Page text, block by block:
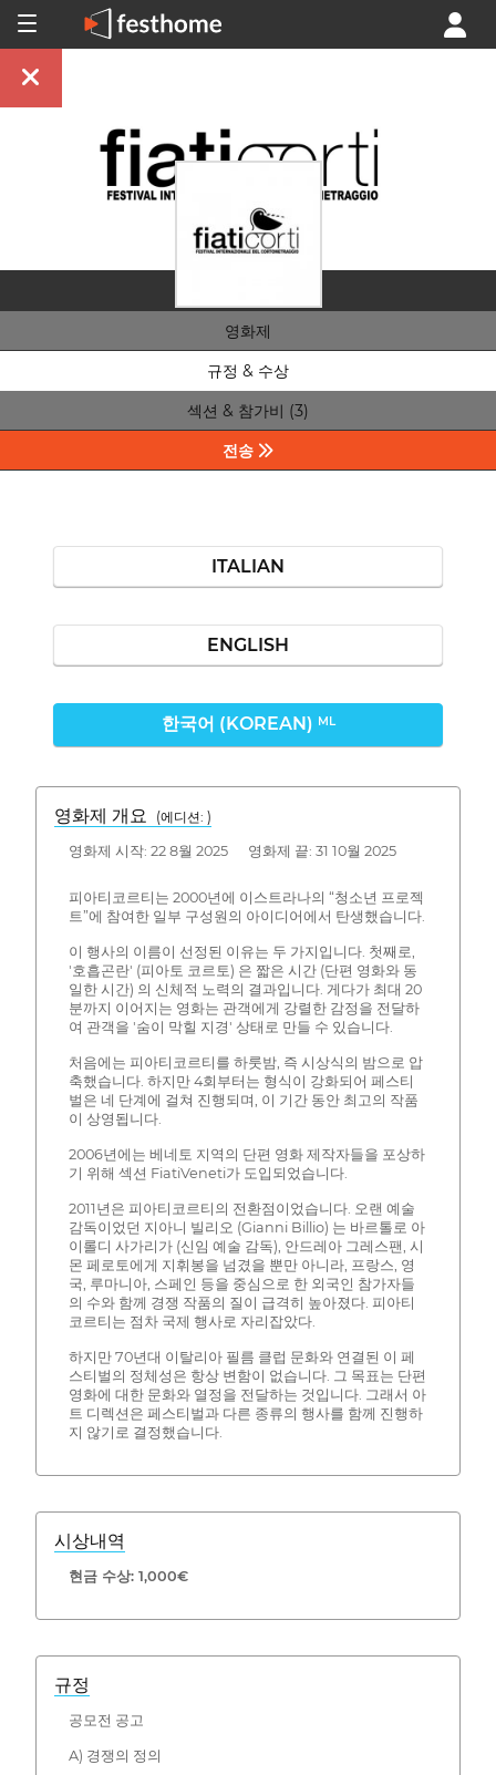
영화제
규정 & 수상
섹션 & 참가비 (3)
전송
ITALIAN
ENGLISH
한국어 (KOREAN) ML
영화제 개요 (에디션: )
영화제 시작: 22 8월 2025 영화제 끝: 31 10월 2025
피아티코르티는 2000년에 이스트라나의 “청소년 프로젝
트”에 참여한 일부 구성원의 아이디어에서 탄생했습니다.
이 행사의 이름이 선정된 이유는 두 가지입니다. 첫째로,
'호흡곤란' (피아토 코르토) 은 짧은 시간 (단편 영화와 동
일한 시간) 의 신체적 노력의 결과입니다. 게다가 최대 20
분까지 이어지는 영화는 관객에게 강렬한 감정을 전달하
여 관객을 '숨이 막힐 지경' 상태로 만들 수 있습니다.
처음에는 피아티코르티를 하룻밤, 즉 시상식의 밤으로 압
축했습니다. 하지만 4회부터는 형식이 강화되어 페스티
벌은 네 단계에 걸쳐 진행되며, 이 기간 동안 최고의 작품
이 상영됩니다.
2006년에는 베네토 지역의 단편 영화 제작자들을 포상하
기 위해 섹션 FiatiVeneti가 도입되었습니다.
2011년은 피아티코르티의 전환점이었습니다. 오랜 예술
감독이었던 지아니 빌리오 (Gianni Billio) 는 바르톨로 아
이롤디 사가리가 (신임 예술 감독), 안드레아 그레스팬, 시
몬 페로토에게 지휘봉을 넘겼을 뿐만 아니라, 프랑스, 영
국, 루마니아, 스페인 등을 중심으로 한 외국인 참가자들
의 수와 함께 경쟁 작품의 질이 급격히 높아졌다. 피아티
코르티는 점차 국제 행사로 자리잡았다.
하지만 70년대 이탈리아 필름 클럽 문화와 연결된 이 페
스티벌의 정체성은 항상 변함이 없습니다. 그 목표는 단편
영화에 대한 문화와 열정을 전달하는 것입니다. 그래서 아
트 디렉션은 페스티벌과 다른 종류의 행사를 함께 진행하
지 않기로 결정했습니다.
시상내역
현금 수상: 1,000€
규정
공모전 공고
A) 경쟁의 정의